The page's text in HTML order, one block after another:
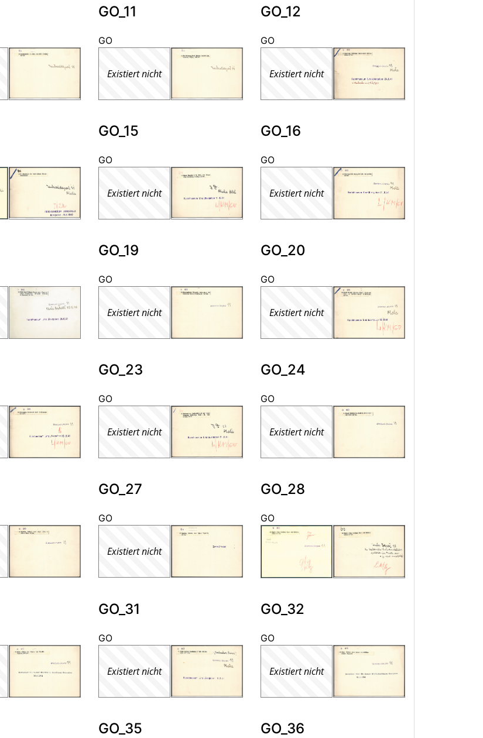
GO_11
GO
Existiert nicht
GO_12
GO
Existiert nicht
GO_15
GO
Existiert nicht
GO_16
GO
Existiert nicht
GO_19
GO
Existiert nicht
GO_20
GO
Existiert nicht
GO_23
GO
Existiert nicht
GO_24
GO
Existiert nicht
GO_27
GO
Existiert nicht
GO_28
GO
GO_31
GO
Existiert nicht
GO_32
GO
Existiert nicht
GO_35 GO_36